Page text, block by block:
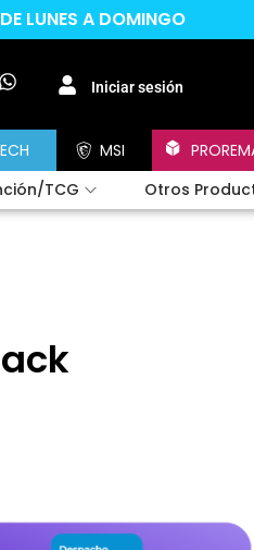
LUNES A DOMINGO
Iniciar sesión
MSI
TCG Otros